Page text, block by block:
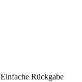
Einfache Rückgabe